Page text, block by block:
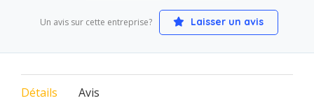
Un avis sur cette entreprise? Laisser un avis
Détails Avis